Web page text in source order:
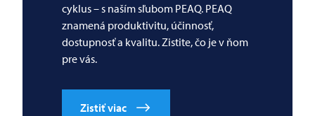
cyklus – s naším sľubom PEAQ. PEAQ
znamená produktivitu, účinnosť,
dostupnosť a kvalitu. Zistite, čo je v ňom
pre vás.
Zistiť viac